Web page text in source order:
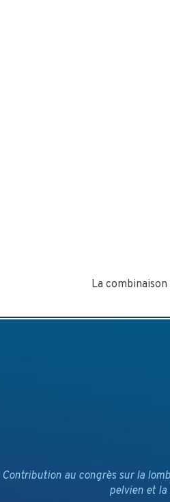
La
Contribution au congrès sur la
pelvien et